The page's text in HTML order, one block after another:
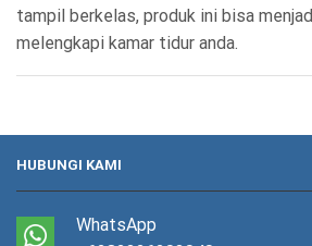
tampil berkelas, produk ini bisa
melengkapi kamar tidur anda.
HUBUNGI KAMI
WhatsApp